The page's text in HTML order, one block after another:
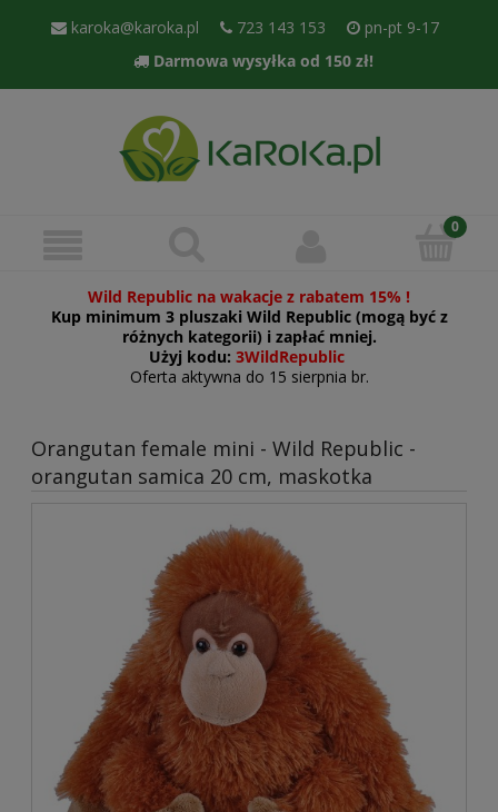
karoka@karoka.pl 723 143 153
pn-pt 9-17
Darmowa wysyłka od 150 zł!
Wild Republic na wakacje z rabatem 15% !
Kup minimum 3 pluszaki Wild Republic (mogą być z
różnych kategorii) i zapłać mniej.
Użyj kodu: 3WildRepublic
Oferta aktywna do 15 sierpnia br.
Orangutan female mini - Wild Republic -
orangutan samica 20 cm, maskotka